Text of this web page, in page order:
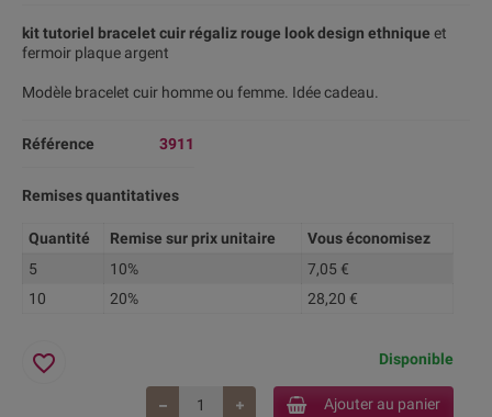
kit tutoriel bracelet cuir régaliz rouge look design ethnique et
fermoir plaque argent
Modèle bracelet cuir homme ou femme. Idée cadeau.
Référence 3911
Remises quantitatives
Quantité Remise sur prix unitaire
Vous économisez
5
10%
7,05 €
10
20% 28,20 €
Disponible
Ajouter au panier
favorite_border